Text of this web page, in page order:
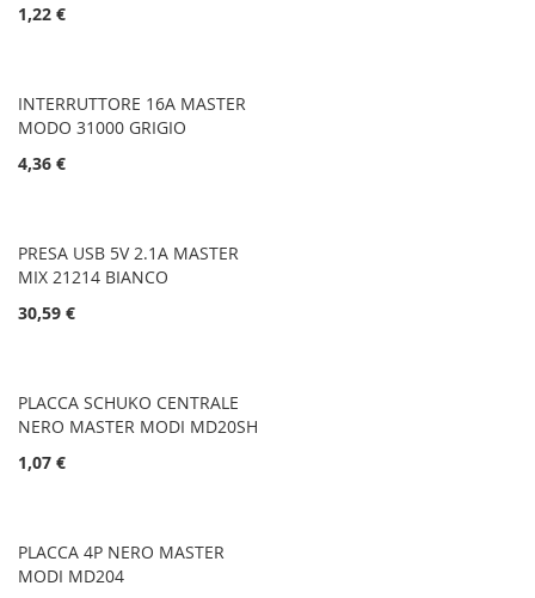
1,22 €
INTERRUTTORE 16A MASTER
MODO 31000 GRIGIO
4,36 €
PRESA USB 5V 2.1A MASTER
MIX 21214 BIANCO
30,59 €
PLACCA SCHUKO CENTRALE
NERO MASTER MODI MD20SH
1,07 €
PLACCA 4P NERO MASTER
MODI MD204